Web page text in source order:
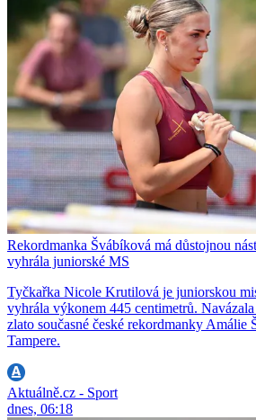
Rekordmanka Švábíková má důstojnou
vyhrála juniorské MS
Tyčkařka Nicole Krutilová je juniorskou
vyhrála výkonem 445 centimetrů. Navázala
zlato současné české rekordmanky Amálie
Tampere.
Aktuálně.cz - Sport
dnes, 06:18